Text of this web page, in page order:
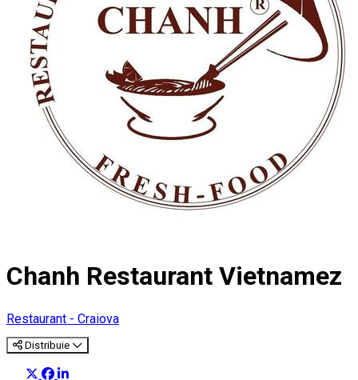
Chanh Restaurant Vietnamez
Restaurant - Craiova
Distribuie